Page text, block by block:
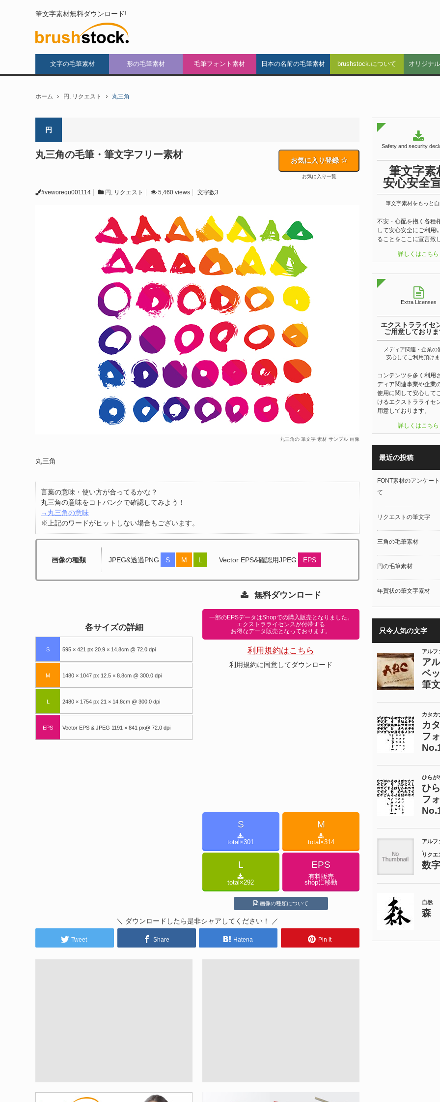
筆文字素材無料ダウンロード!
文字の毛筆素材 形の毛筆素材 毛筆フォント素材 日本の名前の毛筆素材 brushstock.について オリジナ
ホーム 円 , リクエスト 丸三角
円
丸三角の毛筆・筆文字フリー素材
お気に入り登録
お気に入り一覧
#veworequ001114 円 , リクエスト 5,460 views 文字数3
丸三角の 筆文字 素材 サンプル 画像
丸三角
言葉の意味・使い方が合ってるかな？
丸三角の意味をコトバンクで確認してみよう！
→丸三角の意味
※上記のワードがヒットしない場合もございます。
画像の種類 JPEG&透過PNG S M L Vector EPS&確認用JPEG EPS
各サイズの詳細
S 595 × 421 px 20.9 × 14.8cm @ 72.0 dpi
M 1480 × 1047 px 12.5 × 8.8cm @ 300.0 dpi
L 2480 × 1754 px 21 × 14.8cm @ 300.0 dpi
EPS Vector EPS & JPEG 1191 × 841 px@ 72.0 dpi
無料ダウンロード
一部のEPSデータはShopでの購入販売となりました。
エクストラライセンスが付帯する
お得なデータ販売となっております。
利用規約はこちら
利用規約に同意してダウンロード
S
total×301
M
total×314
L
total×292
EPS
有料販売
shopに移動
画像の種類について
＼ ダウンロードしたら是非シャアしてください！ ／
Tweet Share Hatena Pin it
Safety and security
筆文字素
安心安全
筆文字素材をもっと
不安・心配を抱く各種
して安心安全にご利用
ることをここに宣言致
詳しくはこちら
Extra Licenses
エクストラライセ
ご用意しており
メディア関連・企業の
安心してご利用頂け
コンテンツを多く利用
ディア関連事業や企業
使用に関して安心して
けるエクストラライセ
用意しております。
詳しくはこちら
最近の投稿
FONT素材のアンケー
て
リクエストの筆文字
三角の毛筆素材
円の毛筆素材
年賀状の筆文字素材
只今人気の文字